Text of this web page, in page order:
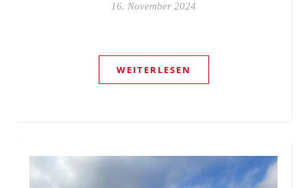
16. November 2024
WEITERLESEN